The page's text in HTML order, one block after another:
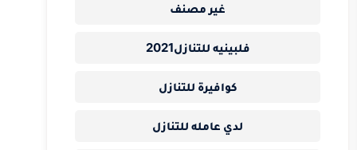
غير مصنف
فلبينيه للتنازل2021
كوافيرة للتنازل
لدي عامله للتنازل